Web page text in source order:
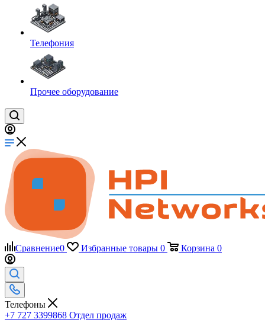
Телефония
Прочее оборудование
Сравнение0 Избранные товары 0 Корзина 0
Телефоны
+7 727 3399868 Отдел продаж